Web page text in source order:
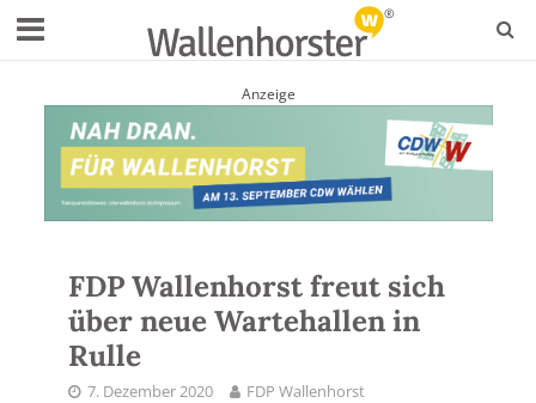
Anzeige
FDP Wallenhorst freut sich
über neue Wartehallen in
Rulle
7. Dezember 2020
FDP Wallenhorst